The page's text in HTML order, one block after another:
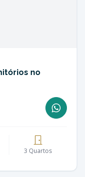
no
3 Quartos